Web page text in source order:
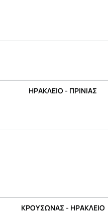
ΗΡΑΚΛΕΙΟ - ΠΡΙΝΙΑΣ
ΚΡΟΥΣΩΝΑΣ - ΗΡΑΚΛΕΙΟ